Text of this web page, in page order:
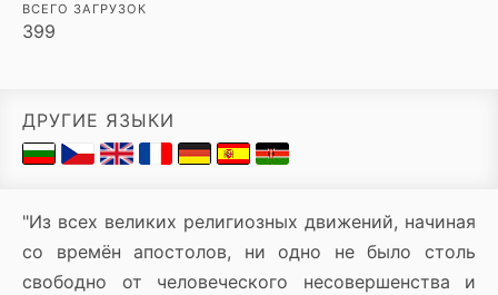
ВСЕГО ЗАГРУЗОК
399
ДРУГИЕ ЯЗЫКИ
"Из всех великих религиозных движений, начиная
со времён апостолов, ни одно не было столь
свободно от человеческого несовершенства и